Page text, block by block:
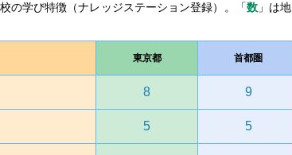
の学び特徴（ナレッジステーション登録）。「数」は地
東京都 首都圏
8 9
5 5